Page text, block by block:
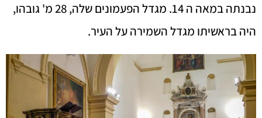
נבנתה במאה ה 14. מגדל הפעמונים שלה, 28 מ' גובהו,
היה בראשיתו מגדל השמירה על העיר.